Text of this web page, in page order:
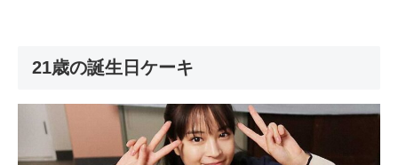
21歳の誕生日ケーキ